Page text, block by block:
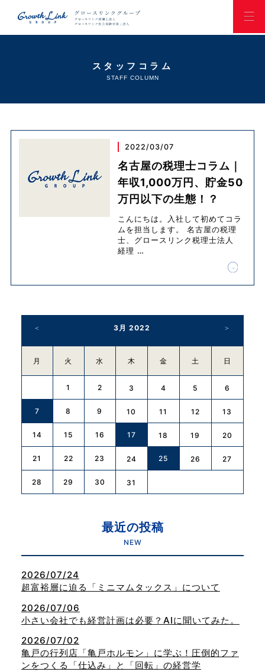
スタッフコラム
STAFF COLUMN
2022/03/07
名古屋の税理士コラム｜
年収1,000万円、貯金50
万円以下の生態！？
こんにちは。入社して初めてコラ
ムを担当します。 名古屋の税理
士、グロースリンク税理士法人
経理 …
3月 2022
月 火 水 木 金 土 日
1 2 3 4 5 6
7 8 9 10 11 12 13
14 15 16 17 18 19 20
21 22 23 24 25 26 27
28 29 30 31
最近の投稿
NEW
2026/07/24
超富裕層に迫る「ミニマムタックス」について
2026/07/06
小さい会社でも経営計画は必要？AIに聞いてみた。
2026/07/02
亀戸の行列店「亀戸ホルモン」に学ぶ！圧倒的ファ
ンをつくる「仕込み」と「回転」の経営学